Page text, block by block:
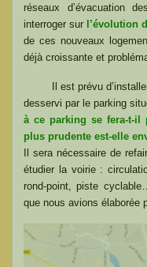
réseaux d’évacuation
interroger sur l’évolution
de ces nouveaux
déjà croissante et
Il est prévu
desservi par le parking
à ce parking se fera-t-
plus prudente est-elle
Il sera nécessaire de
étudier la voirie :
rond-point, piste
que nous avions élaborée